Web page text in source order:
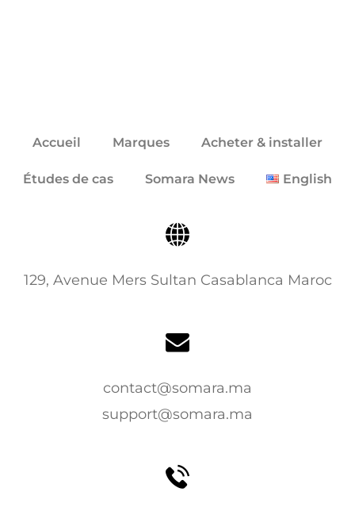
Accueil Marques Acheter & installer
Études de cas Somara News English
129, Avenue Mers Sultan Casablanca Maroc
contact@somara.ma
support@somara.ma